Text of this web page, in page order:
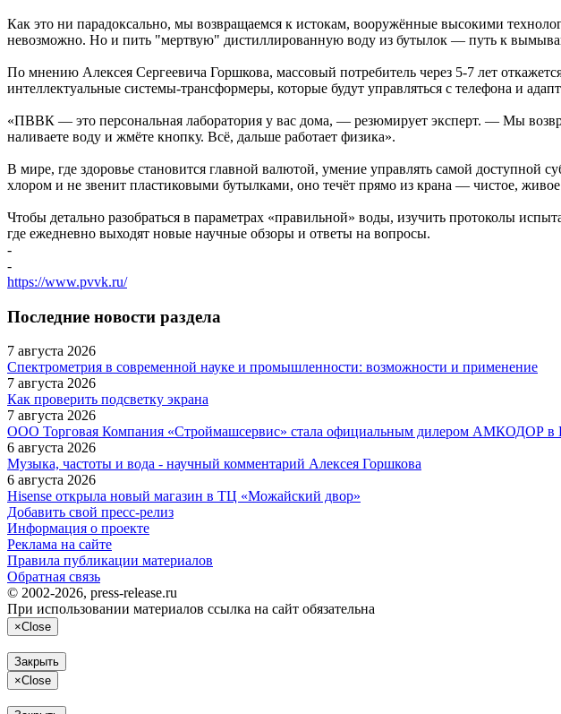
Как это ни парадоксально, мы возвращаемся к истокам, вооружённые высокими
невозможно. Но и пить "мертвую" дистиллированную воду из бутылок — путь к
По мнению Алексея Сергеевича Горшкова, массовый потребитель через 5-7 лет
интеллектуальные системы-трансформеры, которые будут управляться с телефона и
«ПВВК — это персональная лаборатория у вас дома, — резюмирует эксперт. — Мы
наливаете воду и жмёте кнопку. Всё, дальше работает физика».
В мире, где здоровье становится главной валютой, умение управлять самой
хлором и не звенит пластиковыми бутылками, оно течёт прямо из крана — чистое,
Чтобы детально разобраться в параметрах «правильной» воды, изучить протоколы
где ежедневно выходят новые научные обзоры и ответы на вопросы.
-
-
https://www.pvvk.ru/
Последние новости раздела
7 августа 2026
Спектрометрия в современной науке и промышленности: возможности и применение
7 августа 2026
Как проверить подсветку экрана
7 августа 2026
ООО Торговая Компания «Строймашсервис» стала официальным дилером АМКОДОР в
6 августа 2026
Музыка, частоты и вода - научный комментарий Алексея Горшкова
6 августа 2026
Hisense открыла новый магазин в ТЦ «Можайский двор»
Добавить свой пресс-релиз
Информация о проекте
Реклама на сайте
Правила публикации материалов
Обратная связь
© 2002-2026, press-release.ru
При использовании материалов ссылка на сайт обязательна
×Close
Закрыть
×Close